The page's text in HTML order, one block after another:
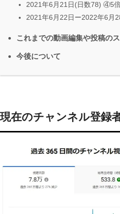
2021年6月21日(日数78) ④5
2021年6月22日ー2022年6月
これまでの動画編集や投稿の
今後について
現在のチャンネル登録